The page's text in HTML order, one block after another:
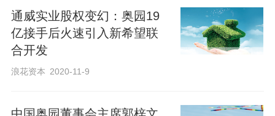
通威实业股权变幻：奥园19
亿接手后火速引入新希望联
合开发
浪花资本 2020-11-9